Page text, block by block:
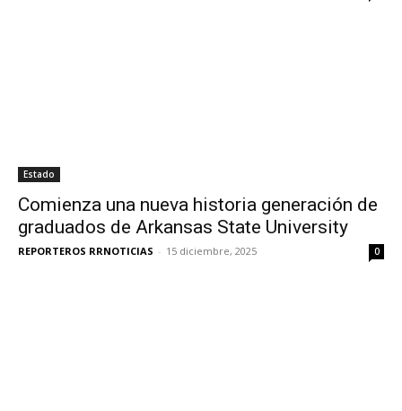
Estado
Comienza una nueva historia generación de
graduados de Arkansas State University
REPORTEROS RRNOTICIAS - 15 diciembre, 2025 0